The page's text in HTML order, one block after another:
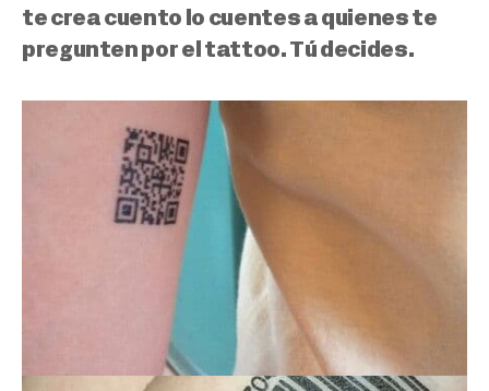
te crea cuento lo cuentes a quienes te
pregunten por el tattoo. Tú decides.